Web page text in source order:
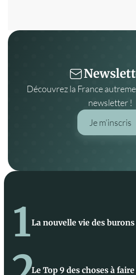
Découvrez la France
newsletter !
Je m’inscris
1La nouvelle vie des
Le Top 9 des choses à